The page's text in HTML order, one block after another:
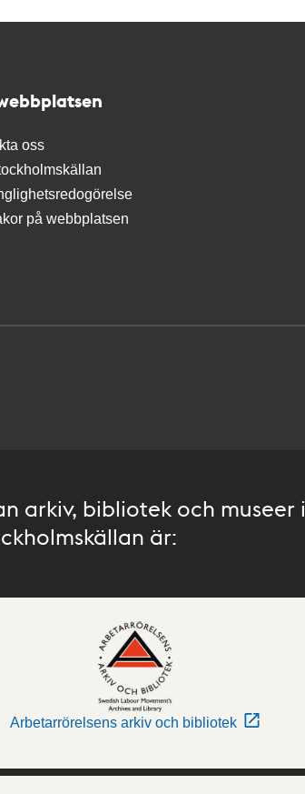
oss
på webbplatsen
arkiv, bibliotek och museer i
är:
Arbetarrörelsens arkiv och bibliotek